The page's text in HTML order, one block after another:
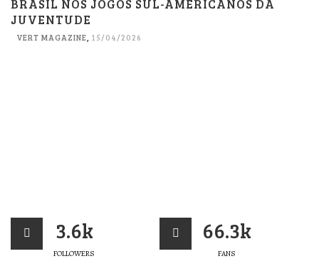
BRASIL NOS JOGOS SUL-AMERICANOS DA
JUVENTUDE
VERT MAGAZINE, 15/04/2026
3.6k
FOLLOWERS
66.3k
FANS